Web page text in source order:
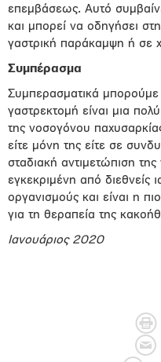
επεμβάσεως. Αυτό
και μπορεί να οδηγήσει
γαστρική παράκαμψη ή σε
Συμπέρασμα
Συμπερασματικά
γαστρεκτομή είναι μια
της νοσογόνου
είτε μόνη της είτε σε
σταδιακή αντιμετώπιση
εγκεκριμένη από διεθνείς
οργανισμούς και είναι η
για τη θεραπεία της
Ιανουάριος 2020